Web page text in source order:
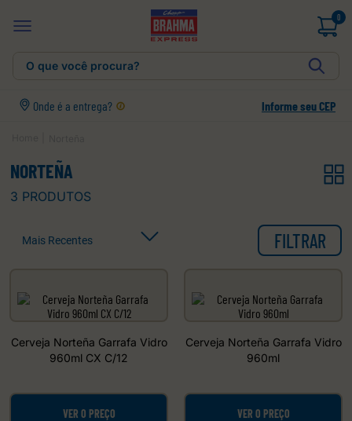
0
O que você procura?
Onde é a entrega? Informe seu CEP
NORTEÑA
3 PRODUTOS
Mais Recentes FILTRAR
Cerveja Norteña Garrafa Vidro
960ml CX C/12
VER O PREÇO
Cerveja Norteña Garrafa Vidro
960ml
VER O PREÇO